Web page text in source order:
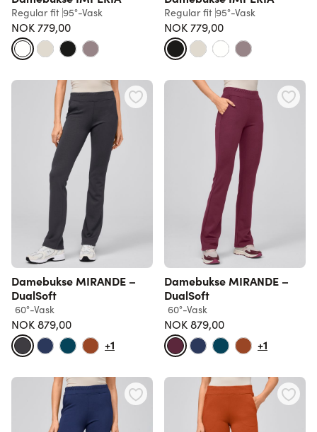
Regular fit 95°-Vask
NOK 779,00
Regular fit 95°-Vask
NOK 779,00
Damebukse MIRANDE –
DualSoft
60°-Vask
NOK 879,00
+1
Damebukse MIRANDE –
DualSoft
60°-Vask
NOK 879,00
+1